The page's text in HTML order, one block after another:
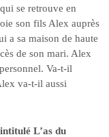
se retrouve en
son fils Alex auprès
a sa maison de haute
de son mari. Alex
Va-t-il
va-t-il aussi
L’as du